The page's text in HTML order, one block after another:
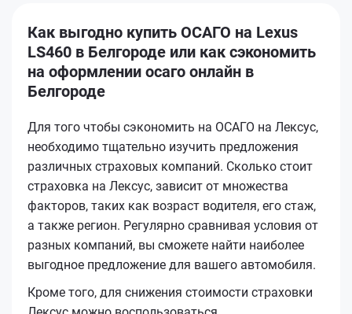
Как выгодно купить ОСАГО на Lexus
LS460 в Белгороде или как сэкономить
на оформлении осаго онлайн в
Белгороде
Для того чтобы сэкономить на ОСАГО на Лексус,
необходимо тщательно изучить предложения
различных страховых компаний. Сколько стоит
страховка на Лексус, зависит от множества
факторов, таких как возраст водителя, его стаж,
а также регион. Регулярно сравнивая условия от
разных компаний, вы сможете найти наиболее
выгодное предложение для вашего автомобиля.
Кроме того, для снижения стоимости страховки